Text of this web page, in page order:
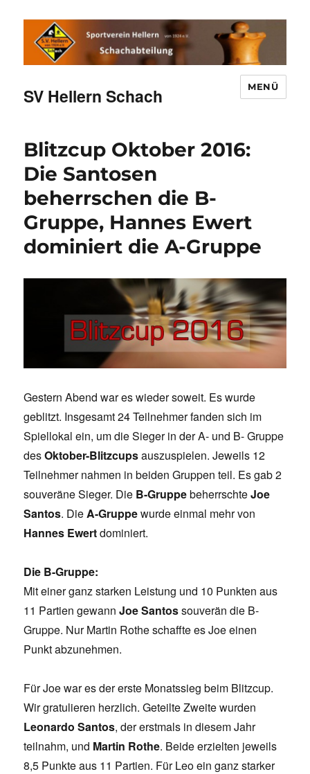
SV Hellern Schach MENÜ
Blitzcup Oktober 2016:
Die Santosen
beherrschen die B-
Gruppe, Hannes Ewert
dominiert die A-Gruppe
Gestern Abend war es wieder soweit. Es wurde
geblitzt. Insgesamt 24 Teilnehmer fanden sich im
Spiellokal ein, um die Sieger in der A- und B- Gruppe
desOktober-Blitzcupsauszuspielen. Jeweils 12
Teilnehmer nahmen in beiden Gruppen teil. Es gab 2
souveräne Sieger. Die B-GruppebeherrschteJoe
Santos. DieA-Gruppewurde einmal mehr von
Hannes Ewertdominiert.
Die B-Gruppe:
Mit einer ganz starken Leistung und 10 Punkten aus
11 Partien gewannJoe Santossouverän die B-
Gruppe. Nur Martin Rothe schaffte es Joe einen
Punkt abzunehmen.
Für Joe war es der erste Monatssieg beim Blitzcup.
Wir gratulieren herzlich. Geteilte Zweite wurden
Leonardo Santos, der erstmals in diesem Jahr
teilnahm, und Martin Rothe. Beide erzielten jeweils
8,5 Punkte aus 11 Partien. Für Leo ein ganz starker